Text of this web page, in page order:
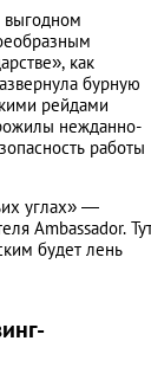
выгодном
как
бурную
рейдами
нежданно-
работы
углах» —
Ambassador.
будет лень